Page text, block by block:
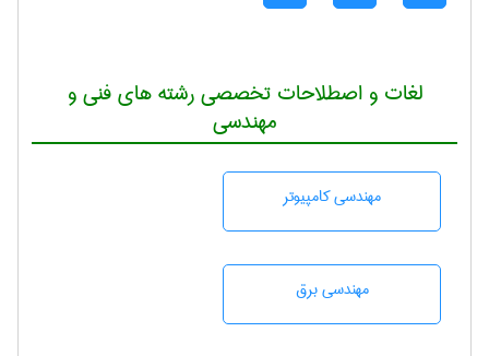
لغات و اصطلاحات تخصصی رشته های فنی و
مهندسی
مهندسی كامپيوتر
مهندسی برق